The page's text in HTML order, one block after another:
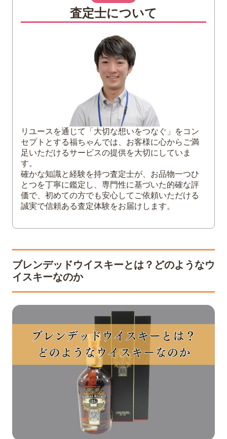
グレーンウイスキーとは
バランスの取れた味わいを楽しめる
多数の銘柄が存在する
ブレンデッドウイスキーの人気銘柄
シーバスリーガル
ジョニーウォーカー
響
フロム・ザ・バレル
4
柄も存在
査定士について
リユースを通じて「大切な想いをつなぐ」をコン
セプトとする福ちゃんでは、お客様に心からご満
足いただけるサービスの提供を大切にしていま
す。
確かな知識と経験を持つ査定士が、お品物一つひ
とつを丁寧に鑑定し、専門性に基づいた的確な評
価で、初めての方でも安心してご依頼いただける
誠実で信頼ある査定体験をお届けします。
ブレンデッドウイスキーとは？どのようなウ
イスキーなのか